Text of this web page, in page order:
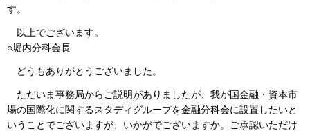
す。
以上でございます。
○堀内分科会長
どうもありがとうございました。
ただいま事務局からご説明がありましたが、我が国金融・資本市
場の国際化に関するスタディグループを金融分科会に設置したいと
いうことでございますが、いかがでございますか。ご承認いただけ